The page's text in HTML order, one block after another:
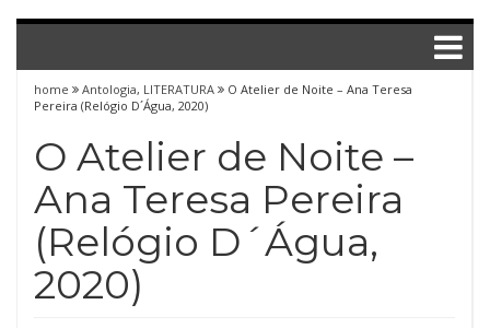
home Antologia, LITERATURA
O Atelier de Noite – Ana Teresa
Pereira (Relógio D´Água, 2020)
O Atelier de Noite –
Ana Teresa Pereira
(Relógio D´Água,
2020)